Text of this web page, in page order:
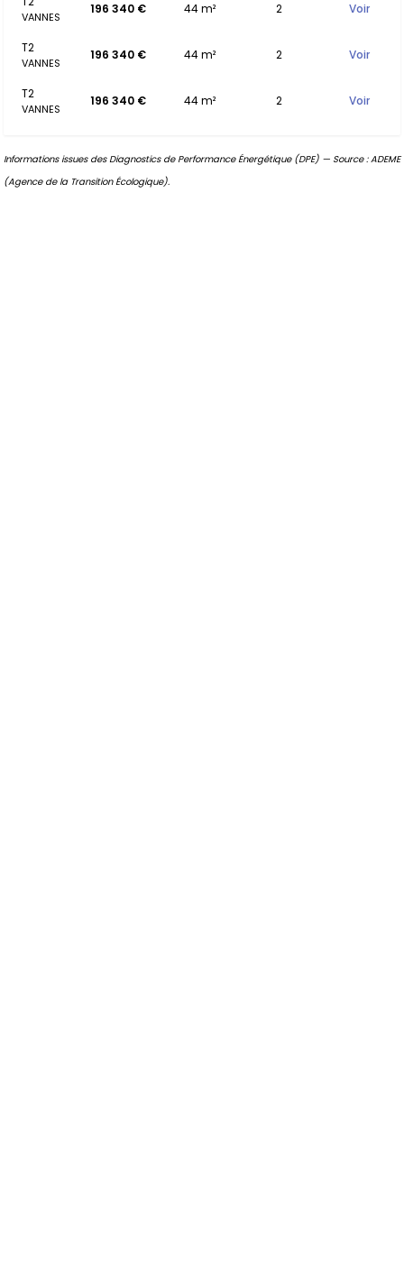
VANNES
196 340 € 44 m² 2 Voir
T2
VANNES
196 340 € 44 m² 2 Voir
T2
VANNES
196 340 € 44 m² 2 Voir
Informations issues des Diagnostics de Performance Énergétique (DPE) — Source : ADEME
(Agence de la Transition Écologique).